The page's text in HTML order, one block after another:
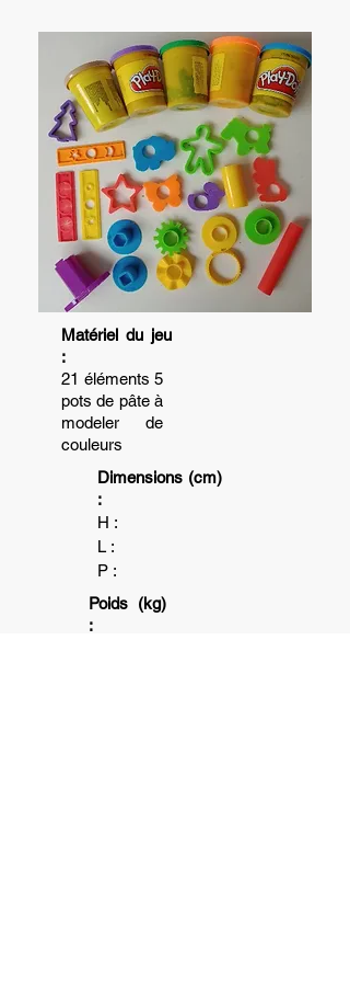
Matériel du jeu
:
21 éléments 5
pots de pâte à
modeler de
couleurs
Dimensions (cm)
:
H :
L :
P :
Poids (kg)
: